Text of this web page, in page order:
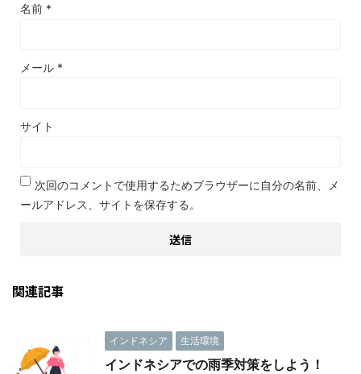
名前 *
メール *
サイト
次回のコメントで使用するためブラウザーに自分の名前、メ
ールアドレス、サイトを保存する。
関連記事
インドネシア 生活環境
インドネシアでの雨季対策をしよう！